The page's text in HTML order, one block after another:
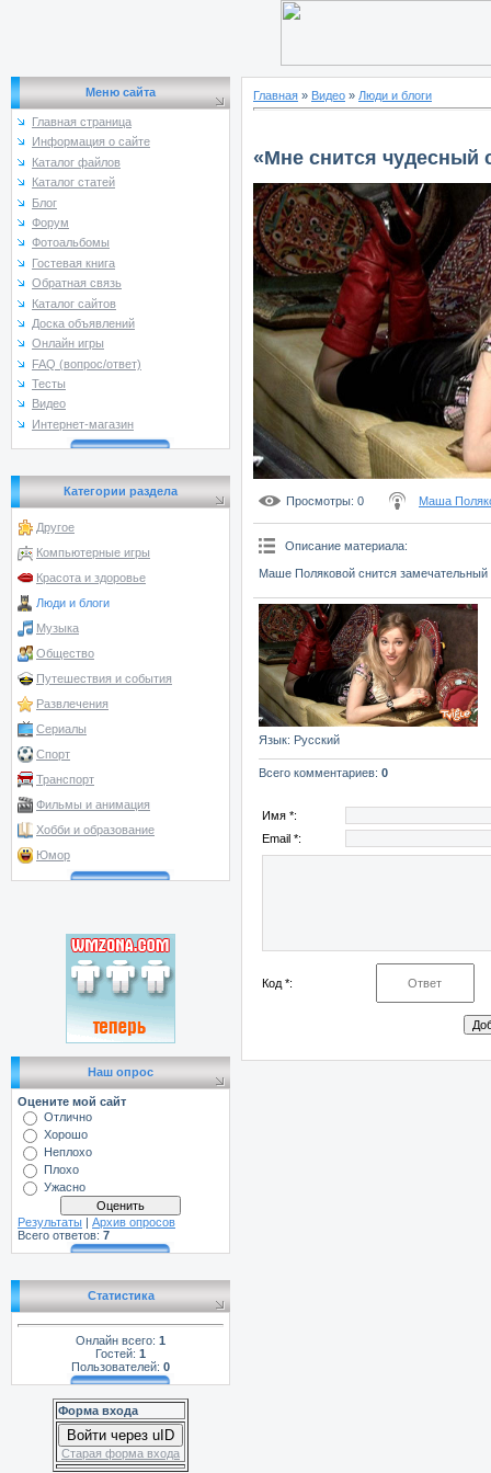
Меню сайта
Главная страница
Информация о сайте
Каталог файлов
Каталог статей
Блог
Форум
Фотоальбомы
Гостевая книга
Обратная связь
Каталог сайтов
Доска объявлений
Онлайн игры
FAQ (вопрос/ответ)
Тесты
Видео
Интернет-магазин
Категории раздела
Другое
Компьютерные игры
Красота и здоровье
Люди и блоги
Музыка
Общество
Путешествия и события
Развлечения
Сериалы
Спорт
Транспорт
Фильмы и анимация
Хобби и образование
Юмор
Наш опрос
Оцените мой сайт
Отлично
Хорошо
Неплохо
Плохо
Ужасно
Результаты | Архив опросов
Всего ответов: 7
Статистика
Онлайн всего: 1
Гостей: 1
Пользователей: 0
Форма входа
Войти через uID
Старая форма входа
Главная » Видео » Люди и блоги
«Мне снится чудесный
Просмотры: 0 Маша
Описание материала:
Маше Поляковой снится
Язык: Русский
Всего комментариев: 0
Имя *:
Email *:
Код *: